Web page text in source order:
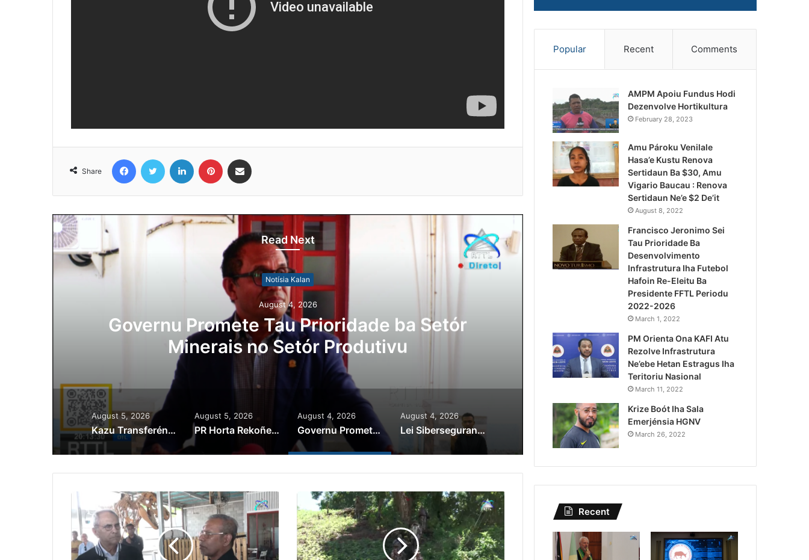
Share
Read Next
Notísia Kalan
August 4, 2026
Governu Promete Tau Prioridade ba Setór
Minerais no Setór Produtivu
Lei Siberseguransa Ajuda
Kaptura Autór Kriminozu
Estranjeiru
August 5, 2026
Kazu Transferénsia Osan Millaun 42 Husi Singapura, Advogadu Sei Halo Rekursu
August 5, 2026
PR Horta Rekoñese Timoroan Sira Iha Diáspora Nia Kontribuisaun
August 4, 2026
Governu Promete Tau Prioridade ba Setór Minerais no Setór Produtivu
August 4, 2026
Lei Siberseguransa Ajuda Autoridade Polisiál Kaptura Autór Kriminozu ho Paradeiru Iha Estranjeiru
Popular Recent Comments
AMPM Apoiu Fundus Hodi
Dezenvolve Hortikultura
February 28, 2023
Amu Pároku Venilale
Hasa’e Kustu Renova
Sertidaun Ba $30, Amu
Vigario Baucau : Renova
Sertidaun Ne’e $2 De’it
August 8, 2022
Francisco Jeronimo Sei
Tau Prioridade Ba
Desenvolvimento
Infrastrutura Iha Futebol
Hafoin Re-Eleitu Ba
Presidente FFTL Periodu
2022-2026
March 1, 2022
PM Orienta Ona KAFI Atu
Rezolve Infrastrutura
Ne’ebe Hetan Estragus Iha
Teritoriu Nasional
March 11, 2022
Krize Boót Iha Sala
Emerjénsia HGNV
March 26, 2022
Recent